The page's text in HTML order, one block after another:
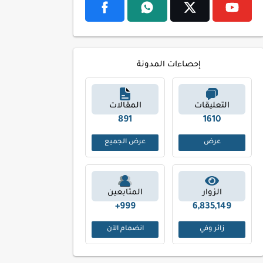
إحصاءات المدونة
التعليقات
1742
عرض
المقالات
974
عرض الجميع
الزوار
6,835,149
زائر وفي
المتابعين
999+
انضمام الآن